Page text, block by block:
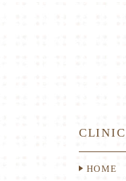
CLINIC
HOME